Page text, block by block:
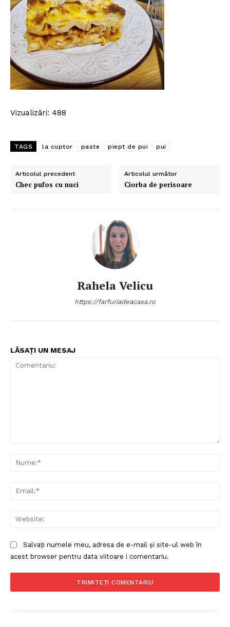
Politica de Confidențialitate
Contact
Despre mine
Vizualizări: 488
TAGS la cuptor paste piept de pui pui
Articolul precedent
Chec pufos cu nuci
Articolul următor
Ciorba de perisoare
Rahela Velicu
https://farfuriadeacasa.ro
LĂSAȚI UN MESAJ
Salvați numele meu, adresa de e-mail și site-ul web în
acest browser pentru data viitoare i comentariu.